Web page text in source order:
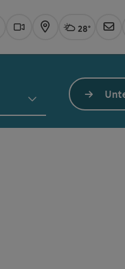
Webcams
Karte
28°